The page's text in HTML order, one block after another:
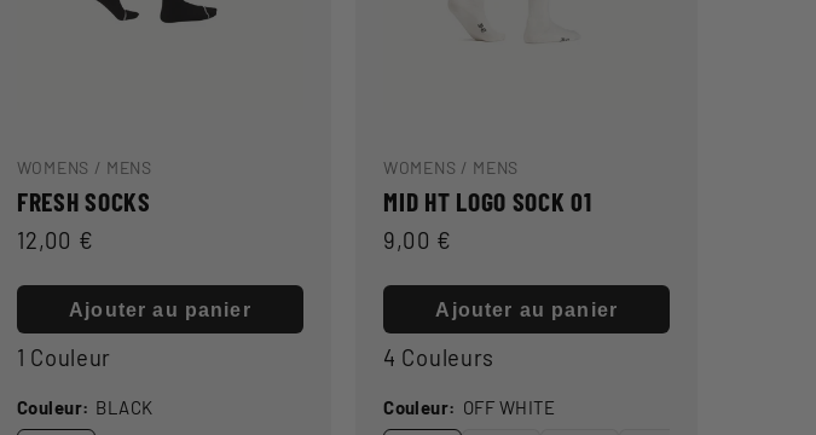
WOMENS / MENS
FRESH SOCKS
Prix
12,00 €
Ajouter au panier
1 Couleur
Couleur: BLACK
WOMENS / MENS
MID HT LOGO SOCK 01
Prix
9,00 €
Ajouter au panier
4 Couleurs
Couleur: OFF WHITE